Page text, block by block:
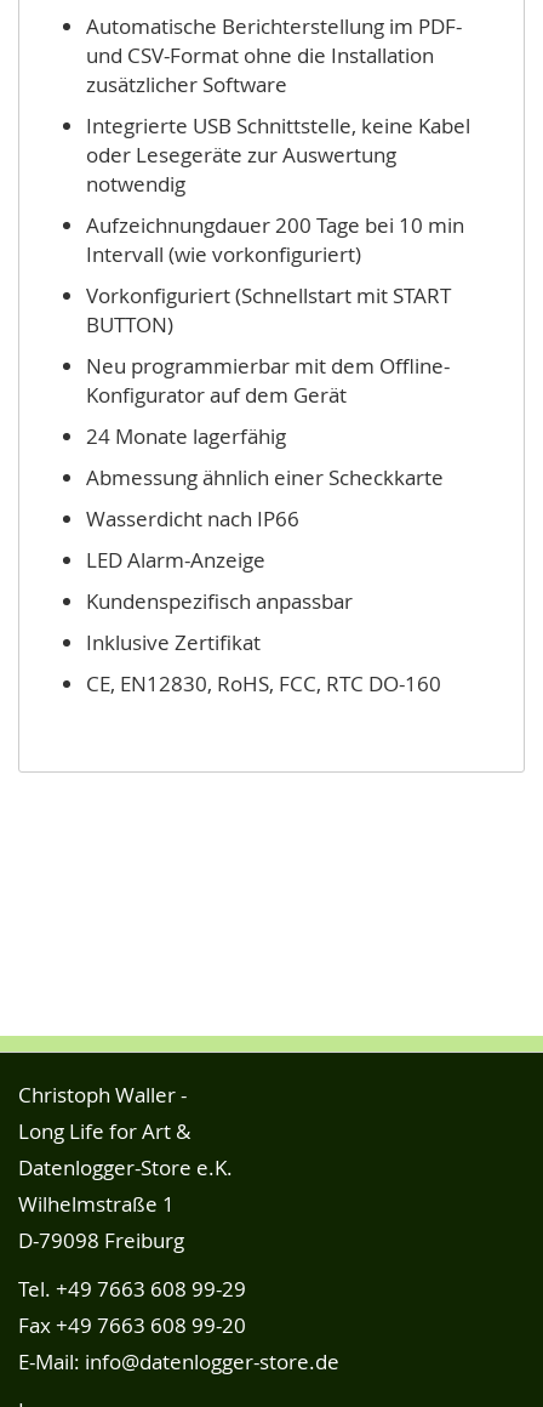
Automatische Berichterstellung im PDF-
und CSV-Format ohne die Installation
zusätzlicher Software
Integrierte USB Schnittstelle, keine Kabel
oder Lesegeräte zur Auswertung
notwendig
Aufzeichnungdauer 200 Tage bei 10 min
Intervall (wie vorkonfiguriert)
Vorkonfiguriert (Schnellstart mit START
BUTTON)
Neu programmierbar mit dem Offline-
Konfigurator auf dem Gerät
24 Monate lagerfähig
Abmessung ähnlich einer Scheckkarte
Wasserdicht nach IP66
LED Alarm-Anzeige
Kundenspezifisch anpassbar
Inklusive Zertifikat
CE, EN12830, RoHS, FCC, RTC DO-160
Christoph Waller -
Long Life for Art &
Datenlogger-Store e.K.
Wilhelmstraße 1
D-79098 Freiburg
Tel. +49 7663 608 99-29
Fax +49 7663 608 99-20
E-Mail: info@datenlogger-store.de